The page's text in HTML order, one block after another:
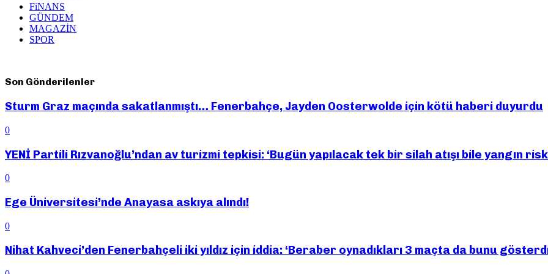
FiNANS
GÜNDEM
MAGAZİN
SPOR
Son Gönderilenler
Sturm Graz maçında sakatlanmıştı… Fenerbahçe, Jayden Oosterwolde için kötü haberi duyurdu
0
YENİ Partili Rızvanoğlu’ndan av turizmi tepkisi: ‘Bugün yapılacak tek bir silah atışı bile yangın
0
Ege Üniversitesi’nde Anayasa askıya alındı!
0
Nihat Kahveci’den Fenerbahçeli iki yıldız için iddia: ‘Beraber oynadıkları 3 maçta da bunu